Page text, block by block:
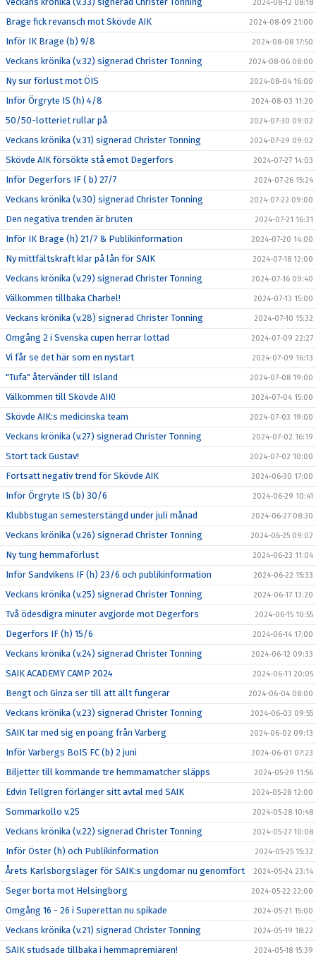
2024-08-12 08:18
Brage fick revansch mot Skövde AIK 2024-08-09 21:00
Inför IK Brage (b) 9/8 2024-08-08 17:50
Veckans krönika (v.32) signerad Christer Tonning 2024-08-06 08:00
Ny sur förlust mot ÖIS 2024-08-04 16:00
Inför Örgryte IS (h) 4/8 2024-08-03 11:20
50/50-lotteriet rullar på 2024-07-30 09:02
Veckans krönika (v.31) signerad Christer Tonning 2024-07-29 09:02
Skövde AIK försökte stå emot Degerfors 2024-07-27 14:03
Inför Degerfors IF ( b) 27/7 2024-07-26 15:24
Veckans krönika (v.30) signerad Christer Tonning 2024-07-22 09:00
Den negativa trenden är bruten 2024-07-21 16:31
Inför IK Brage (h) 21/7 & Publikinformation 2024-07-20 14:00
Ny mittfältskraft klar på lån för SAIK 2024-07-18 12:00
Veckans krönika (v.29) signerad Christer Tonning 2024-07-16 09:40
Välkommen tillbaka Charbel! 2024-07-13 15:00
Veckans krönika (v.28) signerad Christer Tonning 2024-07-10 15:32
Omgång 2 i Svenska cupen herrar lottad 2024-07-09 22:27
Vi får se det här som en nystart 2024-07-09 16:13
"Tufa" återvänder till Island 2024-07-08 19:00
Välkommen till Skövde AIK! 2024-07-04 15:00
Skövde AIK:s medicinska team 2024-07-03 19:00
Veckans krönika (v.27) signerad Christer Tonning 2024-07-02 16:19
Stort tack Gustav! 2024-07-02 10:00
Fortsatt negativ trend för Skövde AIK 2024-06-30 17:00
Inför Örgryte IS (b) 30/6 2024-06-29 10:41
Klubbstugan semesterstängd under juli månad 2024-06-27 08:30
Veckans krönika (v.26) signerad Christer Tonning 2024-06-25 09:02
Ny tung hemmaförlust 2024-06-23 11:04
Inför Sandvikens IF (h) 23/6 och publikinformation 2024-06-22 15:33
Veckans krönika (v.25) signerad Christer Tonning 2024-06-17 13:20
Två ödesdigra minuter avgjorde mot Degerfors 2024-06-15 10:55
Degerfors IF (h) 15/6 2024-06-14 17:00
Veckans krönika (v.24) signerad Christer Tonning 2024-06-12 09:33
SAIK ACADEMY CAMP 2024 2024-06-11 20:05
Bengt och Ginza ser till att allt fungerar 2024-06-04 08:00
Veckans krönika (v.23) signerad Christer Tonning 2024-06-03 09:55
SAIK tar med sig en poäng från Varberg 2024-06-02 09:13
Inför Varbergs BoIS FC (b) 2 juni 2024-06-01 07:23
Biljetter till kommande tre hemmamatcher släpps 2024-05-29 11:56
Edvin Tellgren förlänger sitt avtal med SAIK 2024-05-28 12:00
Sommarkollo v.25 2024-05-28 10:48
Veckans krönika (v.22) signerad Christer Tonning 2024-05-27 10:08
Inför Öster (h) och Publikinformation 2024-05-25 15:32
Årets Karlsborgsläger för SAIK:s ungdomar nu genomfört 2024-05-24 23:14
Seger borta mot Helsingborg 2024-05-22 22:00
Omgång 16 - 26 i Superettan nu spikade 2024-05-21 15:00
Veckans krönika (v.21) signerad Christer Tonning 2024-05-19 18:22
SAIK studsade tillbaka i hemmapremiären! 2024-05-18 15:39